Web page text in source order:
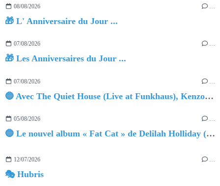
08/08/2026 …
🎁 L' Anniversaire du Jour ...
07/08/2026 …
🎁 Les Anniversaires du Jour ...
07/08/2026 …
🔵 Avec The Quiet House (Live at Funkhaus), Kenzo Zurzolo livre une performance aussi intense qu'envoûtante.
05/08/2026 …
🔵 Le nouvel album « Fat Cat » de Delilah Holliday (sortie le 30 Octobre 2026)
12/07/2026
🎭 Hubris